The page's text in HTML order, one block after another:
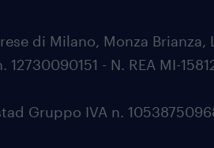
di Milano, Monza Brianza,
12730090151 - N. REA MI-
Gruppo IVA n.